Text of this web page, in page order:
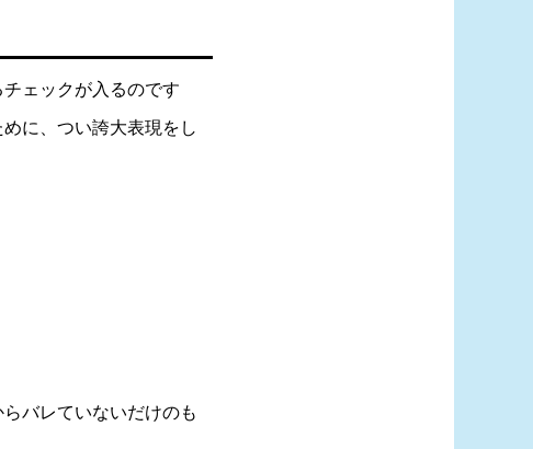
ェックが入るのです
に、つい誇大表現をし
バレていないだけのも